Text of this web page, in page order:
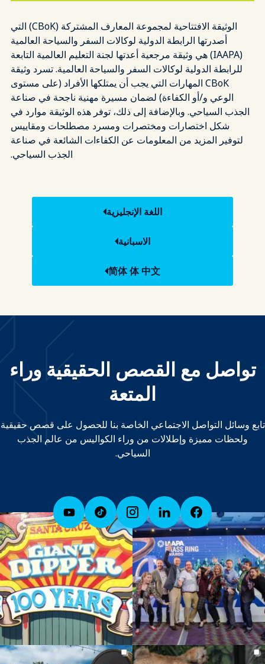
الوثيقة الافتتاحية لمجموعة المعارف المشتركة (CBoK) التي
أصدرتها الرابطة الدولية لوكالات السفر والسياحة العالمية
(IAAPA) هي وثيقة مرجعية أعدتها لجنة التعليم العالمية التابعة
للرابطة الدولية لوكالات السفر والسياحة العالمية. تسرد وثيقة
CBoK المهارات التي يجب أن يمتلكها الأفراد (على مستوى
الوعي و/أو الكفاءة) لضمان مسيرة مهنية ناجحة في صناعة
الجذب السياحي. وبالإضافة إلى ذلك، توفر هذه الوثيقة موارد في
شكل اختصارات ومختصرات ومسرد مصطلحات ومقاييس
لتوفير المزيد من المعلومات عن الكفاءات الشائعة في صناعة
الجذب السياحي.
اللغة الإنجليزية
الاسبانية
简体 体 中文
تواصل مع القصص الحقيقية وراء
المتعة
تابع وسائل التواصل الاجتماعي الخاصة بنا للحصول على قصص حقيقية
ولحظات مميزة وإطلالات من وراء الكواليس من عالم الجذب
السياحي.